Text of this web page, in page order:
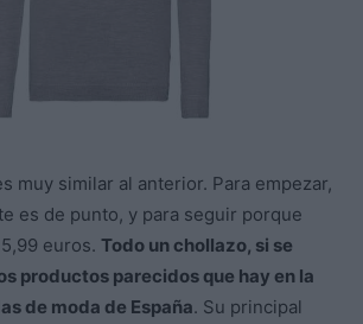
muy similar al anterior. Para empezar,
es de punto, y para seguir porque
euros. Todo un chollazo, si se
productos parecidos que hay en la
de moda de España. Su principal